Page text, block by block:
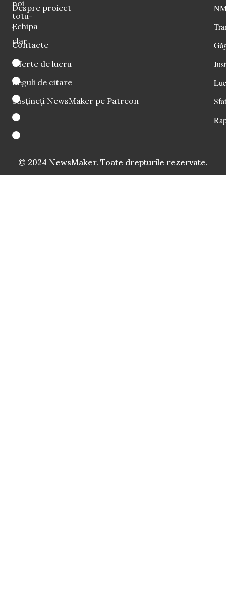
noi
totu-
i
clar
Despre proiect
Echipa
Contacte
Oferte de lucru
Reguli de citare
Susțineți NewsMaker pe Patreon
© 2024 NewsMaker. Toate drepturile rezervate.